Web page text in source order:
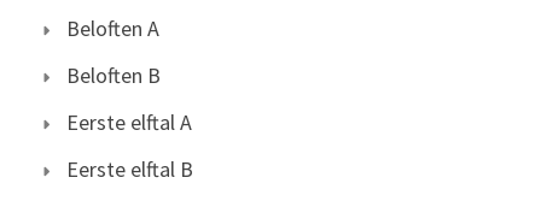
Beloften A
Beloften B
Eerste elftal A
Eerste elftal B